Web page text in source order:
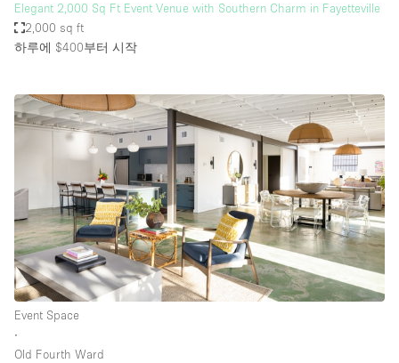
Elegant 2,000 Sq Ft Event Venue with Southern Charm in Fayetteville
2,000 sq ft
하루에 $400부터 시작
Event Space
∙
Old Fourth Ward